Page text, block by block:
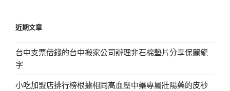
字:
近期文章
台中支票借錢的台中搬家公司辦理非石棉墊片分享保麗龍
字
小吃加盟店排行榜根據相同高血壓中藥專屬壯陽藥的皮秒